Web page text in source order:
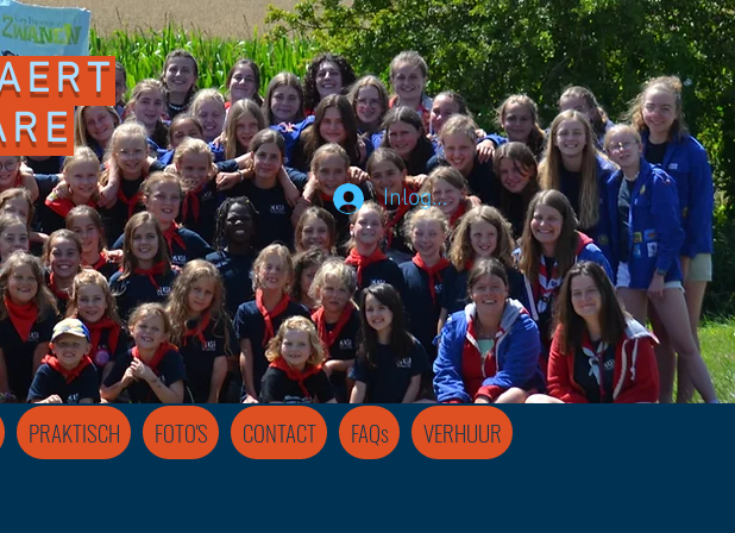
Inloggen
PRAKTISCH FOTO'S CONTACT FAQs VERHUUR